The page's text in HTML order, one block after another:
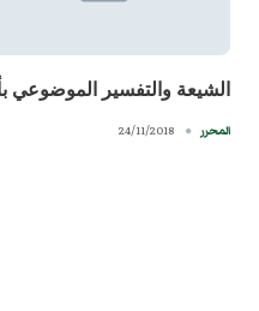
الشيعة والتفسير الموضوعي
المحرر 24/11/2018